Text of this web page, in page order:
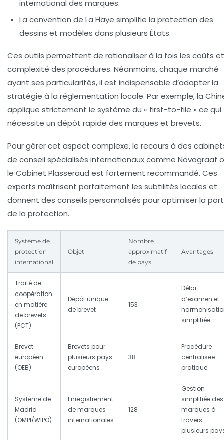
international des marques.
La convention de La Haye simplifie la protection des
dessins et modèles dans plusieurs États.
Ces outils permettent de rationaliser à la fois les coûts
complexité des procédures. Néanmoins, chaque marché
ayant ses particularités, il est indispensable d’adapter la
stratégie à la réglementation locale. Par exemple, la
applique strictement le système du « first-to-file » ce qui
nécessite un dépôt rapide des marques et brevets.
Pour gérer cet aspect complexe, le recours à des
de conseil spécialisés internationaux comme Novagraaf
le Cabinet Plasseraud est fortement recommandé. Ces
experts maîtrisent parfaitement les subtilités locales et
donnent des conseils personnalisés pour optimiser la
de la protection.
Système de
protection
international
Objet
Nombre
approximatif
de pays
Avantages
Traité de
coopération
en matière
de brevets
(PCT)
Dépôt unique
de brevet
153
Délai
d’examen et
simplifiée
Brevet
européen
(OEB)
Brevets pour
plusieurs pays
européens
38
Procédure
centralisée
pratique
Système de
Madrid
(OMPI/WIPO)
Enregistrement
de marques
internationales
128
Gestion
simplifiée des
marques à
travers
plusieurs